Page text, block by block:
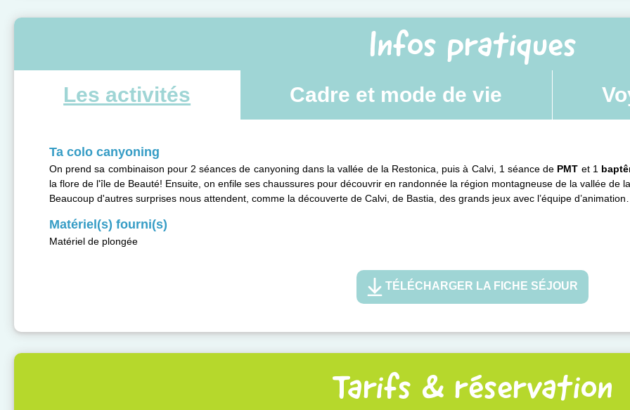
Infos pratiques
Les activités Cadre et mode de vie
Ta colo canyoning
On prend sa combinaison pour 2 séances de canyoning dans la vallée de la Restonica, puis à Calvi, 1 séance de PMT et 1
la flore de l'île de Beauté! Ensuite, on enfile ses chaussures pour découvrir en randonnée la région montagneuse de la vallée de
Beaucoup d'autres surprises nous attendent, comme la découverte de Calvi, de Bastia, des grands jeux avec l’équipe
Matériel(s) fourni(s)
Matériel de plongée
TÉLÉCHARGER LA FICHE SÉJOUR
Tarifs & réservation